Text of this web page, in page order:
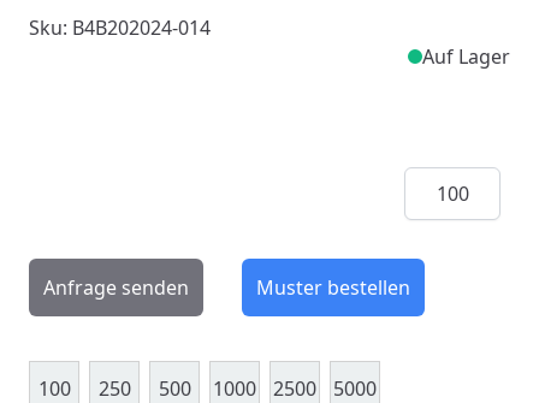
Sku: B4B202024-014
Auf Lager
Menge
Anfrage senden Muster bestellen
100 250 500 1000 2500 5000